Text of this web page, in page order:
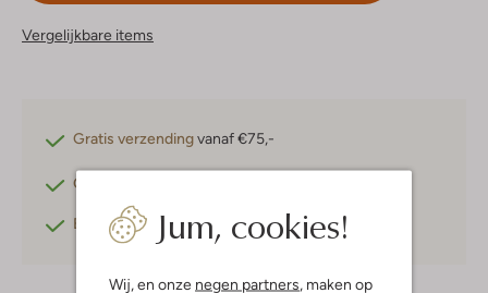
Jum, cookies!
Wij, en onze negen partners , maken op
Vergelijkbare items
Gratis verzendingvanaf €75,-
Gratis retourneren
Betaal achteraf met Klarna